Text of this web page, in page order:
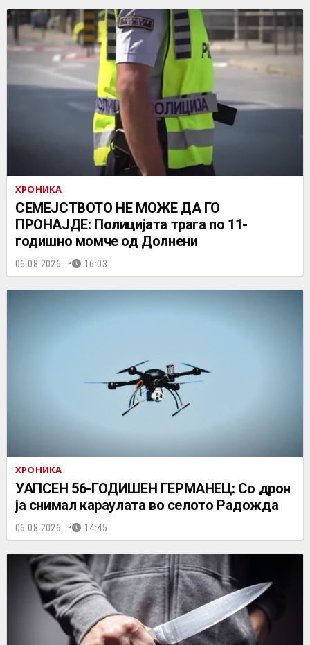
ХРОНИКА
СЕМЕЈСТВОТО НЕ МОЖЕ ДА ГО
ПРОНАЈДЕ: Полицијата трага по 11-
годишно момче од Долнени
06.08.2026. 16:03
ХРОНИКА
УАПСЕН 56-ГОДИШЕН ГЕРМАНЕЦ: Со дрон
ја снимал караулата во селото Радожда
06.08.2026. 14:45